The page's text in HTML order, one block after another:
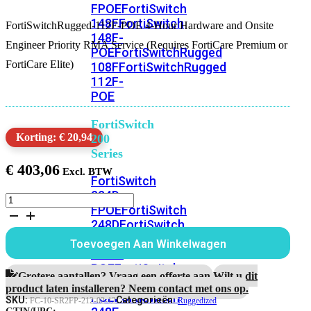
FPOEFortiSwitch
148FFortiSwitch
148F-
POEFortiSwitchRugged
108FFortiSwitchRugged
112F-
POE
FortiSwitch
200
Series
FortiSwitch
224D-
FPOEFortiSwitch
248DFortiSwitch
224EFortiswitch
224E-
POEFortiSwitch
248E-
POEFortiSwitch
FortiSwitchRugged-112F-POE 4-Hour Hardware and Onsite
Engineer Priority RMA Service (Requires FortiCare Premium or
FortiCare Elite)
Korting: € 20,94
€ 403,06
FortiSwitchRugged-
112F-
1
Jaar
4-
uur
Hardware
RMA
Toevoegen Aan Winkelwagen
Grotere aantallen? Vraag een offerte aan.Wilt u dit
product laten installeren? Neem contact met ons op.
SKU:FC-10-SR2FP-212-02-12Categorieën:Ruggedized